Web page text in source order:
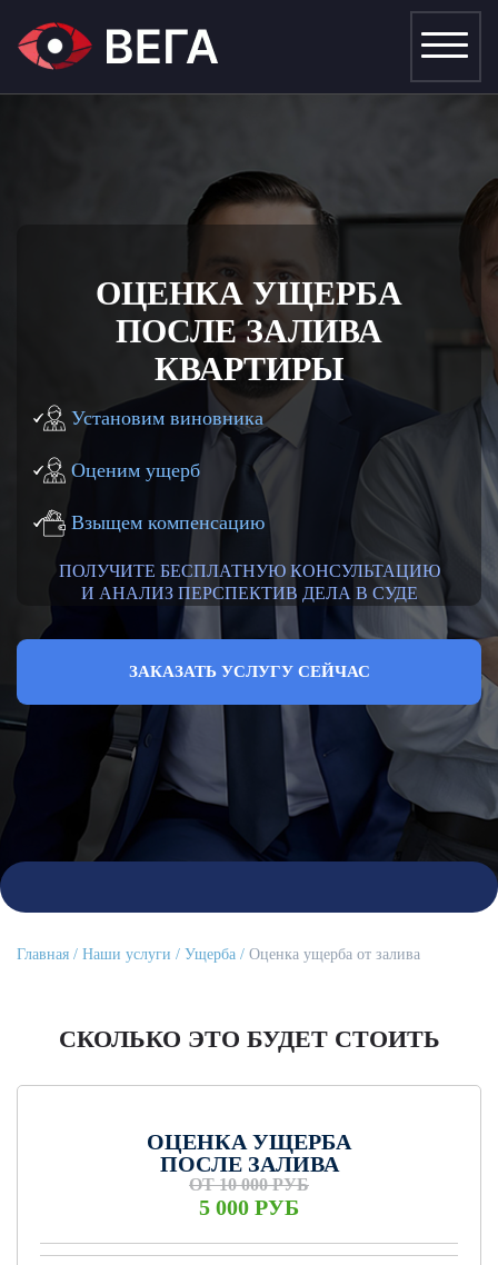
ОЦЕНКА УЩЕРБА
ПОСЛЕ ЗАЛИВА
КВАРТИРЫ
Установим виновника
Оценим ущерб
Взыщем компенсацию
ПОЛУЧИТЕ БЕСПЛАТНУЮ КОНСУЛЬТАЦИЮ
И АНАЛИЗ ПЕРСПЕКТИВ ДЕЛА В СУДЕ
ЗАКАЗАТЬ УСЛУГУ СЕЙЧАС
Главная Наши услуги Ущерба Оценка ущерба от залива
СКОЛЬКО ЭТО БУДЕТ СТОИТЬ
ОЦЕНКА УЩЕРБА
ПОСЛЕ ЗАЛИВА
ОТ 10 000 РУБ
5 000 РУБ